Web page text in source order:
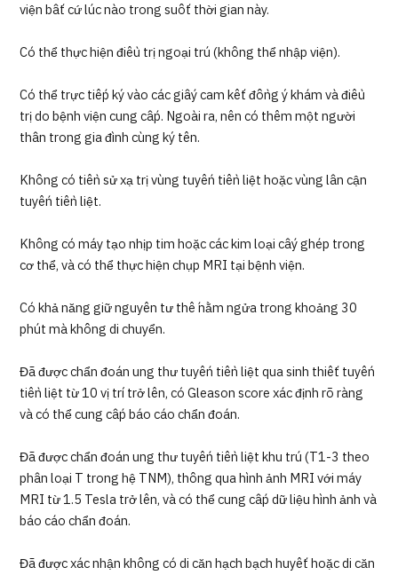
viện bất cứ lúc nào trong suốt thời gian này.
Có thể thực hiện điều trị ngoại trú (không thể nhập viện).
Có thể trực tiếp ký vào các giấy cam kết đồng ý khám và điều
trị do bệnh viện cung cấp. Ngoài ra, nên có thêm một người
thân trong gia đình cùng ký tên.
Không có tiền sử xạ trị vùng tuyến tiền liệt hoặc vùng lân cận
tuyến tiền liệt.
Không có máy tạo nhịp tim hoặc các kim loại cấy ghép trong
cơ thể, và có thể thực hiện chụp MRI tại bệnh viện.
Có khả năng giữ nguyên tư thế nằm ngửa trong khoảng 30
phút mà không di chuyển.
Đã được chẩn đoán ung thư tuyến tiền liệt qua sinh thiết tuyến
tiền liệt từ 10 vị trí trở lên, có Gleason score xác định rõ ràng
và có thể cung cấp báo cáo chẩn đoán.
Đã được chẩn đoán ung thư tuyến tiền liệt khu trú (T1-3 theo
phân loại T trong hệ TNM), thông qua hình ảnh MRI với máy
MRI từ 1.5 Tesla trở lên, và có thể cung cấp dữ liệu hình ảnh và
báo cáo chẩn đoán.
Đã được xác nhận không có di căn hạch bạch huyết hoặc di căn